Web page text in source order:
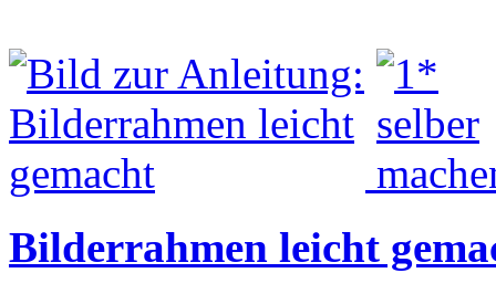
Bilderrahmen leicht